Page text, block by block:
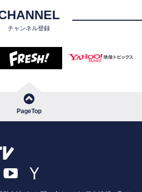
チャンネル登録
PageTop